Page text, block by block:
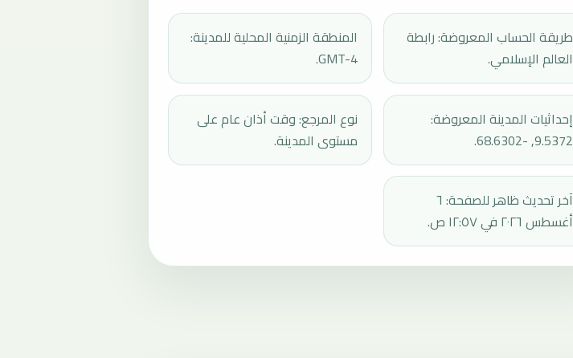
طريقة الحساب المعروضة: رابطة
العالم الإسلامي.
المنطقة الزمنية المحلية للمدينة:
GMT-4.
إحداثيات المدينة المعروضة:
9.5372, -68.6302.
نوع المرجع: وقت أذان عام على
مستوى المدينة.
آخر تحديث ظاهر للصفحة: ٦
أغسطس ٢٠٢٦ في ١٢:٥٧ ص.